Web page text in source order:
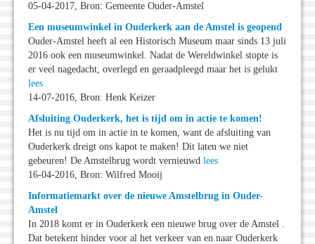
05-04-2017, Bron: Gemeente Ouder-Amstel
Een museumwinkel in Ouderkerk aan de Amstel is geopend
Ouder-Amstel heeft al een Historisch Museum maar sinds 13 juli
2016 ook een museumwinkel. Nadat de Wereldwinkel stopte is
er veel nagedacht, overlegd en geraadpleegd maar het is gelukt
lees
14-07-2016, Bron: Henk Keizer
Afsluiting Ouderkerk, het is tijd om in actie te komen!
Het is nu tijd om in actie in te komen, want de afsluiting van
Ouderkerk dreigt ons kapot te maken! Dit laten we niet
gebeuren! De Amstelbrug wordt vernieuwd lees
16-04-2016, Bron: Wilfred Mooij
Informatiemarkt over de nieuwe Amstelbrug in Ouder-
Amstel
In 2018 komt er in Ouderkerk een nieuwe brug over de Amstel .
Dat betekent hinder voor al het verkeer van en naar Ouderkerk